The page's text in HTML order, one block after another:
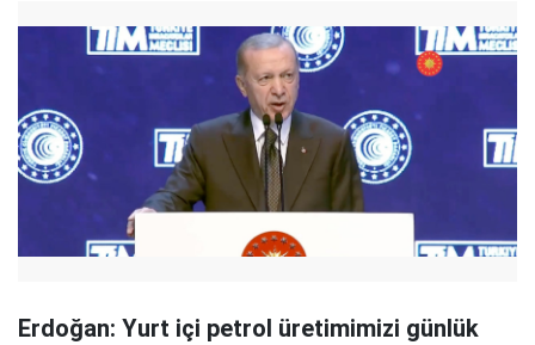
Erdoğan: Yurt içi petrol üretimimizi günlük